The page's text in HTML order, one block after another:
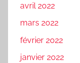
avril 2022
mars 2022
février 2022
janvier 2022